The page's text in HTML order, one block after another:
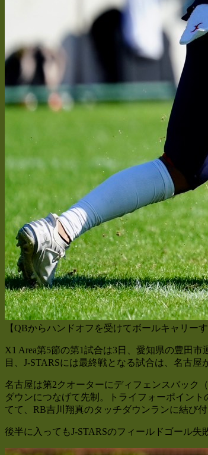
【QBからハンドオフを受けてボールキャリ
X1 Area第5節の第1試合は3日、愛知県の豊田
目、J-STARSには最終戦となる試合は、名古屋
名古屋は第2クオーターにディフェンスバック
ダウンにつなげて先制。トライフォーポイン
てて、RB吉川翔真のタッチダウンランに結び
後半に入ってもJ-STARSのフィールドゴール失